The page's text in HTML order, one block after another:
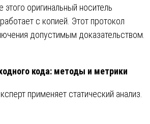
оригинальный носитель
с копией. Этот протокол
допустимым доказательством.
кода: методы и метрики
применяет статический анализ.